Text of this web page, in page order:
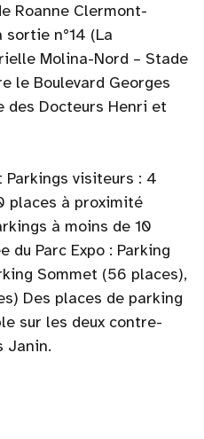
Roanne Clermont-
n°14 (La
Molina-Nord – Stade
le Boulevard Georges
des Docteurs Henri et
Parkings visiteurs : 4
places à proximité
à moins de 10
du Parc Expo : Parking
Sommet (56 places),
Des places de parking
sur les deux contre-
Janin.